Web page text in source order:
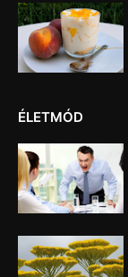
ÉLETMÓD